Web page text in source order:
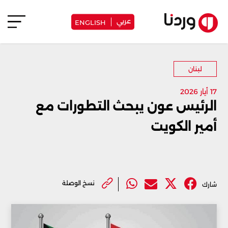
عربي ENGLISH
لبنان
17 أيار 2026
الرئيس عون يبحث التطورات مع
أمير الكويت
شارك نسخ الوصلة